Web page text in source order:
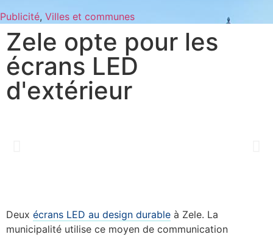
Publicité, Villes et communes
Zele opte pour les
écrans LED
d'extérieur
Deux écrans LED au design durable à Zele. La
municipalité utilise ce moyen de communication